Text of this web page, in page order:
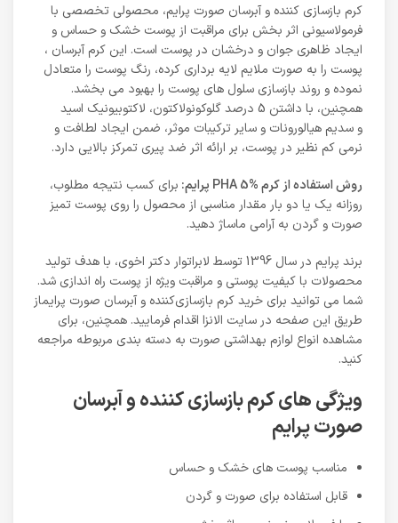
کرم بازسازی‌ کننده و آبرسان صورت پرایم، محصولی تخصصی با
فرمولاسیونی اثر بخش برای مراقبت از پوست خشک و حساس و
ایجاد ظاهری جوان و درخشان در پوست است. این کرم آبرسان ،
پوست را به صورت ملایم لایه برداری کرده، رنگ پوست را متعادل
نموده و روند بازسازی سلول های پوست را بهبود می بخشد.
همچنین، با داشتن 5 درصد گلوکونولاکتون، لاکتوبیونیک اسید
و سدیم هیالورونات و سایر ترکیبات موثر، ضمن ایجاد لطافت و
نرمی کم‌ نظیر در پوست، بر ارائه اثر ضد پیری تمرکز بالایی دارد.
روش استفاده از کرم PHA 5% پرایم:
برای کسب نتیجه مطلوب،
روزانه یک یا دو بار مقدار مناسبی از محصول را روی پوست تمیز
صورت و گردن به آرامی ماساژ دهید.
برند پرایم در سال 1396 توسط لابراتوار دکتر اخوی، با هدف تولید
محصولات با کیفیت پوستی و مراقبت ویژه از پوست راه اندازی شد.
شما می توانید برای خرید کرم بازسازی‌کننده و آبرسان صورت پرایماز
طریق این صفحه در سایت الانزا اقدام فرمایید. همچنین، برای
مشاهده انواع لوازم بهداشتی صورت به دسته بندی مربوطه مراجعه
کنید.
ویژگی های کرم بازسازی‌ کننده و آبرسان
صورت پرایم
مناسب پوست های خشک و حساس
قابل استفاده برای صورت و گردن